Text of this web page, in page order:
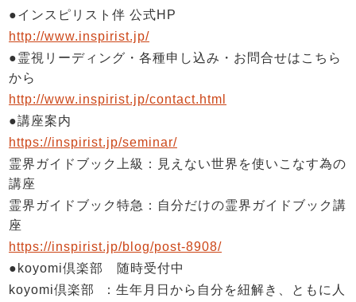
●インスピリスト伴 公式HP
http://www.inspirist.jp/
●霊視リーディング・各種申し込み・お問合せはこちら
から
http://www.inspirist.jp/contact.html
●講座案内
https://inspirist.jp/seminar/
霊界ガイドブック上級：見えない世界を使いこなす為の
講座
霊界ガイドブック特急：自分だけの霊界ガイドブック講
座
https://inspirist.jp/blog/post-8908/
●koyomi倶楽部 随時受付中
koyomi倶楽部
：生年月日から自分を紐解き、ともに人